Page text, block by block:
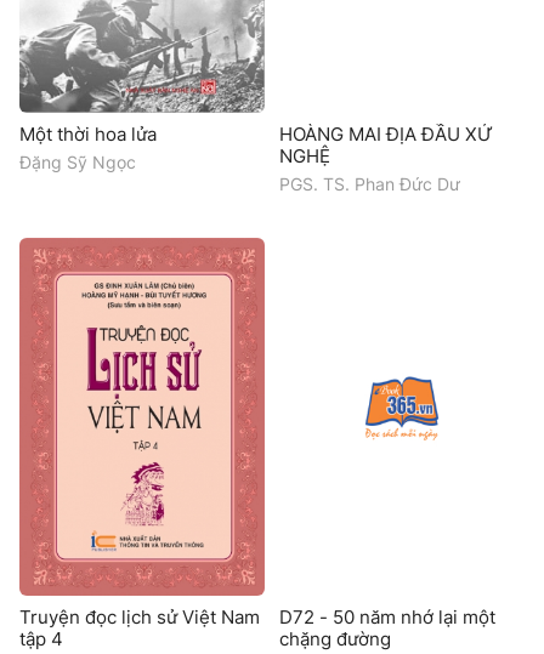
Một thời hoa lửa
Đặng Sỹ Ngọc
HOÀNG MAI ĐỊA ĐẦU XỨ
NGHỆ
PGS. TS. Phan Đức Dư
Truyện đọc lịch sử Việt Nam
tập 4
D72 - 50 năm nhớ lại một
chặng đường